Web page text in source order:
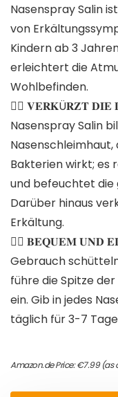
Nasenspray Salin
von
Kindern ab 3
erleichtert die
Wohlbefinden.
👩‍⚕️ 𝐕𝐄𝐑𝐊Ü𝐑𝐙𝐓
Nasenspray Salin
Nasenschleimhaut,
Bakterien wirkt; es
und befeuchtet die
Darüber hinaus
Erkältung.
👩‍⚕️ 𝐁𝐄𝐐𝐔𝐄𝐌 𝐔𝐍𝐃
Gebrauch
führe die Spitze
ein. Gib in jedes
täglich für 3-7
Amazon.de Price:€7.99(as